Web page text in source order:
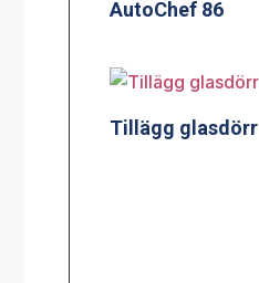
AutoChef 86
Tillägg glasdörr